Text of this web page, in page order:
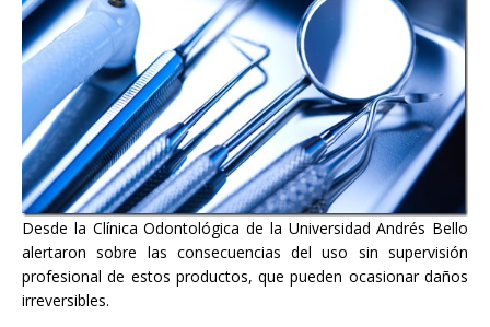
Desde la Clínica Odontológica de la Universidad Andrés Bello
alertaron sobre las consecuencias del uso sin supervisión
profesional de estos productos, que pueden ocasionar daños
irreversibles.